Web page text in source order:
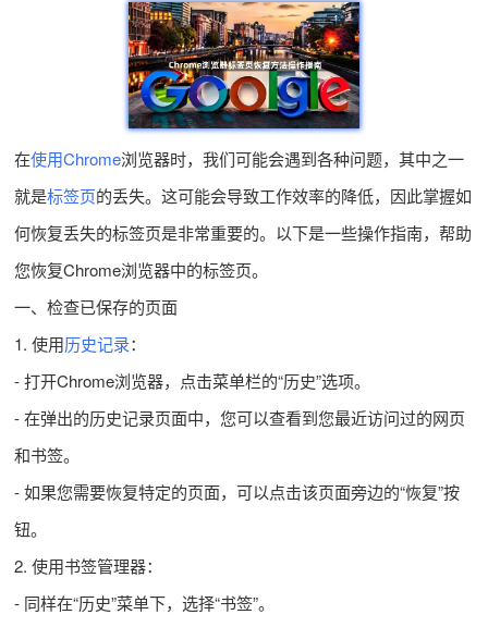
在使用Chrome浏览器时，我们可能会遇到各种问题，其中之一
就是标签页的丢失。这可能会导致工作效率的降低，因此掌握如
何恢复丢失的标签页是非常重要的。以下是一些操作指南，帮助
您恢复Chrome浏览器中的标签页。
一、检查已保存的页面
1. 使用历史记录：
- 打开Chrome浏览器，点击菜单栏的“历史”选项。
- 在弹出的历史记录页面中，您可以查看到您最近访问过的网页
和书签。
- 如果您需要恢复特定的页面，可以点击该页面旁边的“恢复”按
钮。
2. 使用书签管理器：
- 同样在“历史”菜单下，选择“书签”。